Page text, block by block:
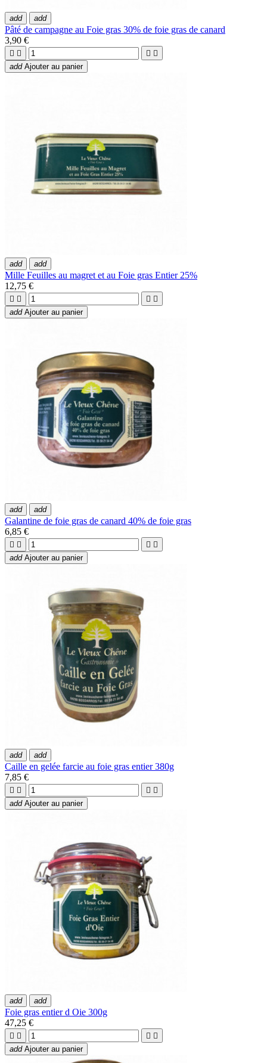
add add
Pâté de campagne au Foie gras 30% de foie gras de canard
3,90 €
   
add Ajouter au panier
add add
Mille Feuilles au magret et au Foie gras Entier 25%
12,75 €
   
add Ajouter au panier
add add
Galantine de foie gras de canard 40% de foie gras
6,85 €
   
add Ajouter au panier
add add
Caille en gelée farcie au foie gras entier 380g
7,85 €
   
add Ajouter au panier
add add
Foie gras entier d Oie 300g
47,25 €
   
add Ajouter au panier